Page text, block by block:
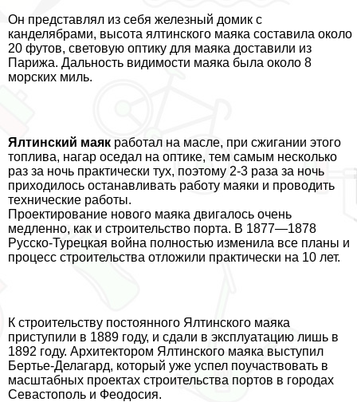
Он представлял из себя железный домик с
канделябрами, высота ялтинского маяка составила около
20 футов, световую оптику для маяка доставили из
Парижа. Дальность видимости маяка была около 8
морских миль.
Ялтинский маяк работал на масле, при сжигании этого
топлива, нагар оседал на оптике, тем самым несколько
раз за ночь пpaктически тух, поэтому 2-3 раза за ночь
приходилось останавливать работу маяки и проводить
технические работы.
Проектирование нового маяка двигалось очень
медленно, как и строительство порта. В 1877—1878
Русско-Турецкая война полностью изменила все планы и
процесс строительства отложили пpaктически на 10 лет.
К строительству постоянного Ялтинского маяка
приступили в 1889 году, и сдали в эксплуатацию лишь в
1892 году. Архитектором Ялтинского маяка выступил
Бертье-Делагард, который уже успел поучаствовать в
масштабных проектах строительства портов в городах
Севастополь и Феодосия.